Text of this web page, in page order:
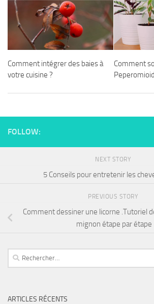
Comment intégrer des baies à
votre cuisine ?
Comment
FOLLOW:
NEXT STORY
5 Conseils pour entretenir les
PREVIOUS STORY
Comment dessiner une licorne .Tutoriel
mignon étape par étape
ARTICLES RÉCENTS